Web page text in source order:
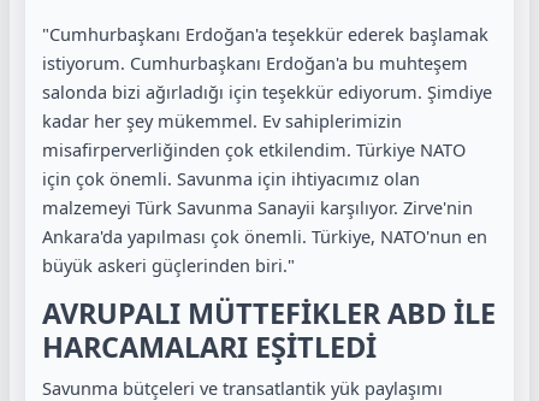
"Cumhurbaşkanı Erdoğan'a teşekkür ederek başlamak
istiyorum. Cumhurbaşkanı Erdoğan'a bu muhteşem
salonda bizi ağırladığı için teşekkür ediyorum. Şimdiye
kadar her şey mükemmel. Ev sahiplerimizin
misafirperverliğinden çok etkilendim. Türkiye NATO
için çok önemli. Savunma için ihtiyacımız olan
malzemeyi Türk Savunma Sanayii karşılıyor. Zirve'nin
Ankara'da yapılması çok önemli. Türkiye, NATO'nun en
büyük askeri güçlerinden biri."
AVRUPALI MÜTTEFİKLER ABD İLE
HARCAMALARI EŞİTLEDİ
Savunma bütçeleri ve transatlantik yük paylaşımı